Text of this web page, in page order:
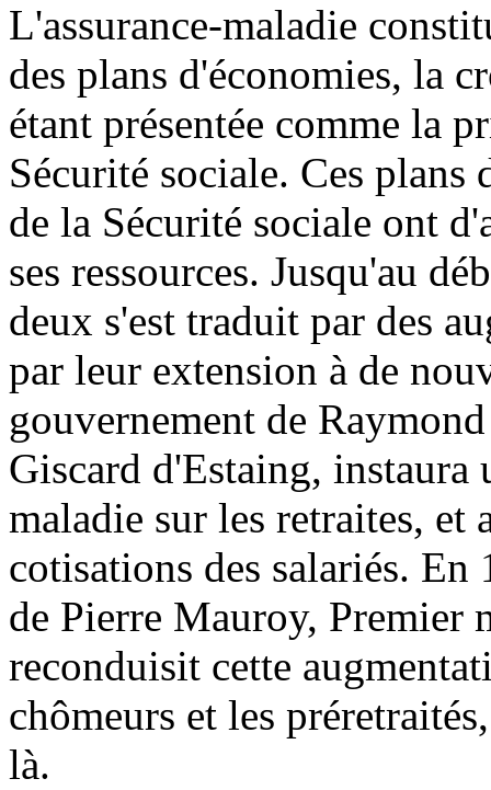
L'assurance-maladie
des plans d'économies, la
étant présentée comme la
Sécurité sociale. Ces plans
de la Sécurité sociale ont
ses ressources. Jusqu'au
deux s'est traduit par des
par leur extension à de
gouvernement de
Giscard d'Estaing, instaura
maladie sur les retraites, et
cotisations des salariés.
de Pierre Mauroy, Premier
reconduisit cette
chômeurs et les
là.